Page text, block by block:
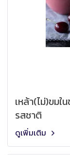
เหล้า(ไม่)ขม
รสชาติ
ดูเพิ่มเติม